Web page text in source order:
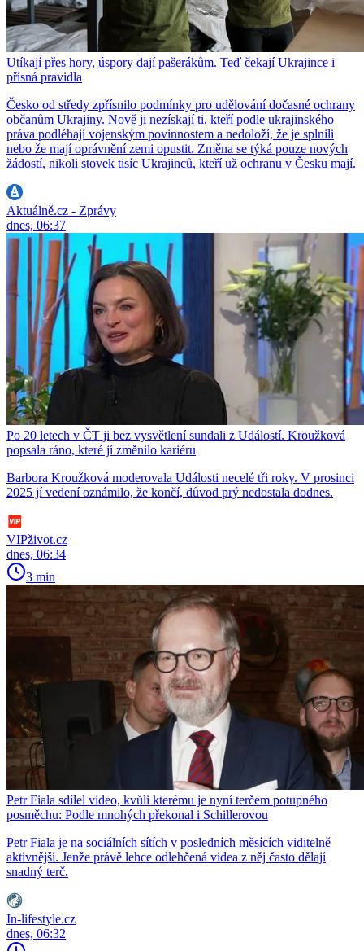
Utíkají přes hory, úspory dají pašerákům. Teď čekají Ukrajince i
přísná pravidla
Česko od středy zpřísnilo podmínky pro udělování dočasné ochrany
občanům Ukrajiny. Nově ji nezískají ti, kteří podle ukrajinského
práva podléhají vojenským povinnostem a nedoloží, že je splnili
nebo že mají oprávnění zemi opustit. Změna se týká pouze nových
žádostí, nikoli stovek tisíc Ukrajinců, kteří už ochranu v Česku mají.
Aktuálně.cz - Zprávy
dnes, 06:37
Po 20 letech v ČT ji bez vysvětlení sundali z Událostí. Kroužková
popsala ráno, které jí změnilo kariéru
Barbora Kroužková moderovala Události necelé tři roky. V prosinci
2025 jí vedení oznámilo, že končí, důvod prý nedostala dodnes.
VIPživot.cz
dnes, 06:34
3 min
Petr Fiala sdílel video, kvůli kterému je nyní terčem potupného
posměchu: Podle mnohých překonal i Schillerovou
Petr Fiala je na sociálních sítích v posledních měsících viditelně
aktivnější. Jenže právě lehce odlehčená videa z něj často dělají
snadný terč.
In-lifestyle.cz
dnes, 06:32